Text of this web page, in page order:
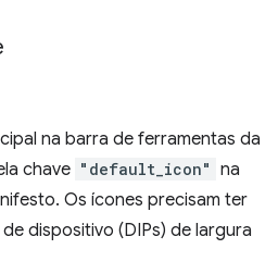
na barra de ferramentas da
chave "default_icon" na
Os ícones precisam ter
dispositivo (DIPs) de largura